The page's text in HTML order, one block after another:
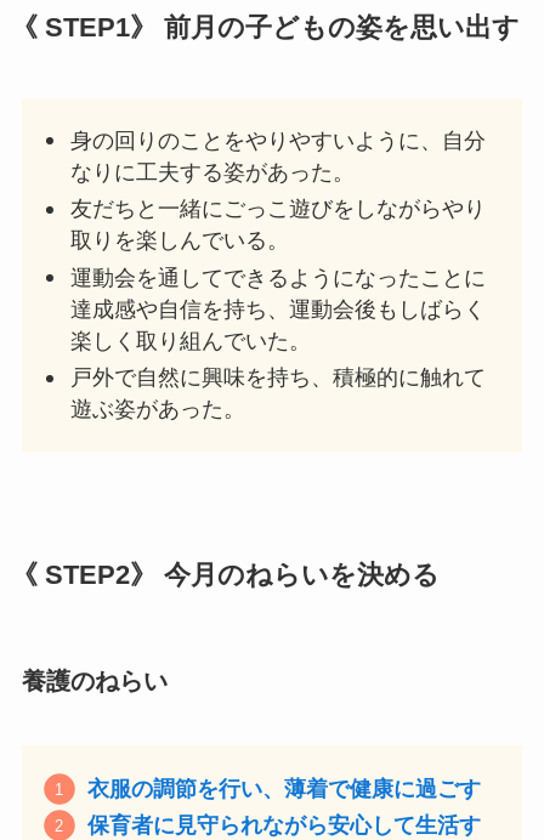
《 STEP1》 前月の子どもの姿を思い出す
身の回りのことをやりやすいように、自分
なりに工夫する姿があった。
友だちと一緒にごっこ遊びをしながらやり
取りを楽しんでいる。
運動会を通してできるようになったことに
達成感や自信を持ち、運動会後もしばらく
楽しく取り組んでいた。
戸外で自然に興味を持ち、積極的に触れて
遊ぶ姿があった。
《 STEP2》 今月のねらいを決める
養護のねらい
衣服の調節を行い、薄着で健康に過ごす
保育者に見守られながら安心して生活す